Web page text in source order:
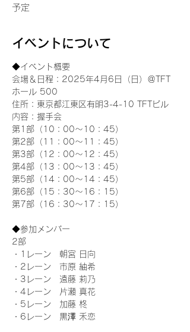
予定
イベントについて
◆イベント概要
会場＆日程：2025年4月6日（日）＠TFT
ホール 500
住所：東京都江東区有明3-4-10 TFTビル
内容：握手会
第1部（10：00～10：45）
第2部（11：00～11：45）
第3部（12：00～12：45）
第4部（13：00～13：45）
第5部（14：00～14：45）
第6部（15：30～16：15）
第7部（16：30～17：15）
◆参加メンバー
2部
・1レーン　朝宮 日向
・2レーン　市原 紬希
・3レーン　遠藤 莉乃
・4レーン　片瀬 真花
・5レーン　加藤 柊
・6レーン　黒澤 禾恋